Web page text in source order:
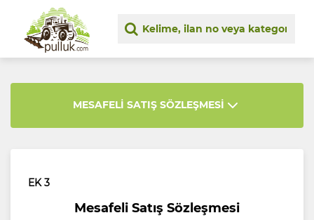
MESAFELİ SATIŞ SÖZLEŞMESİ
EK 3
Mesafeli Satış Sözleşmesi